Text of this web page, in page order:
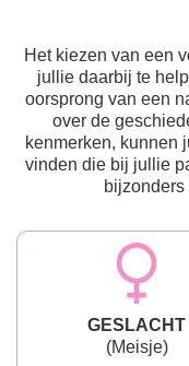
Het kiezen van een
jullie daarbij te
oorsprong van een
over de
kenmerken, kunnen
vinden die bij jullie
GESLACHT
(Meisje)